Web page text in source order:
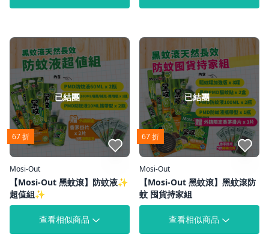
67 折
已結團
點我收藏
Mosi-Out
【Mosi-Out 黑蚊滾】防蚊液✨
超值組✨
查看相似商品
67 折
已結團
點我收藏
Mosi-Out
【Mosi-Out 黑蚊滾】黑蚊滾防
蚊 囤貨持家組
查看相似商品